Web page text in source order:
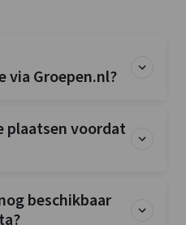
via Groepen.nl?
plaatsen voordat
beschikbaar